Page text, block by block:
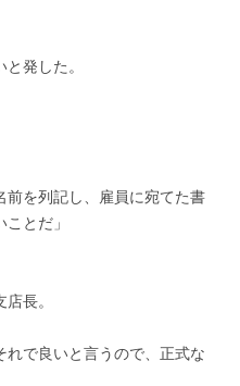
発した。
前を列記し、雇員に宛てた書
とだ」
長。
で良いと言うので、正式な